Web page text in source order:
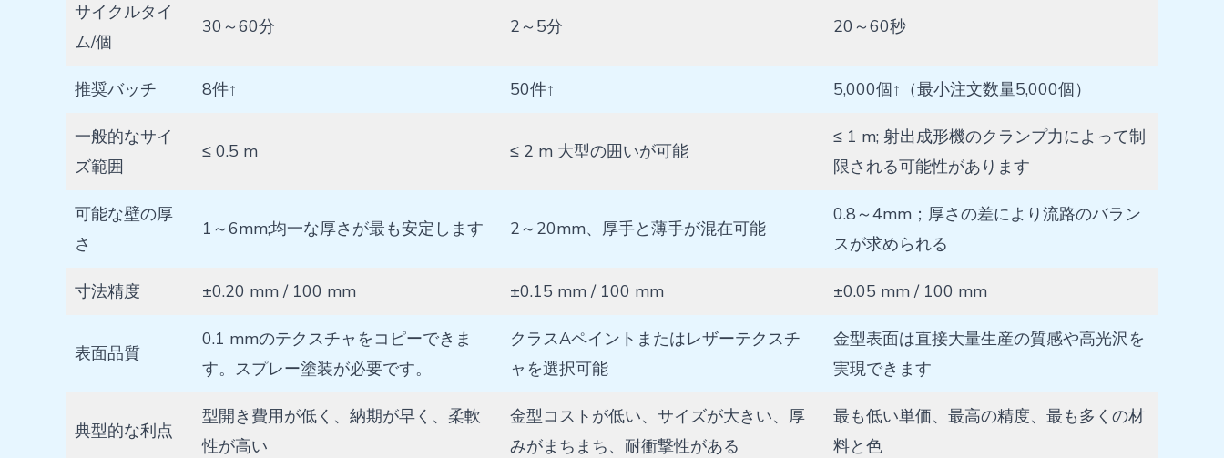
サイクルタイ
ム/個
30～60分 2～5分 20～60秒
推奨バッチ 8件↑ 50件↑ 5,000個↑（最小注文数量5,000個）
一般的なサイ
ズ範囲
≤ 0.5 m ≤ 2 m 大型の囲いが可能
≤ 1 m; 射出成形機のクランプ力によって制
限される可能性があります
可能な壁の厚
さ
1～6mm;均一な厚さが最も安定します 2～20mm、厚手と薄手が混在可能
0.8～4mm；厚さの差により流路のバラン
スが求められる
寸法精度 ±0.20 mm / 100 mm ±0.15 mm / 100 mm ±0.05 mm / 100 mm
表面品質
0.1 mmのテクスチャをコピーできま
す。スプレー塗装が必要です。
クラスAペイントまたはレザーテクスチ
ャを選択可能
金型表面は直接大量生産の質感や高光沢を
実現できます
典型的な利点
型開き費用が低く、納期が早く、柔軟
性が高い
金型コストが低い、サイズが大きい、厚
みがまちまち、耐衝撃性がある
最も低い単価、最高の精度、最も多くの材
料と色